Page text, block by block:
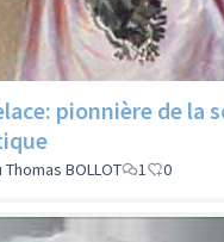
pionnière de la
BOLLOT 1 0